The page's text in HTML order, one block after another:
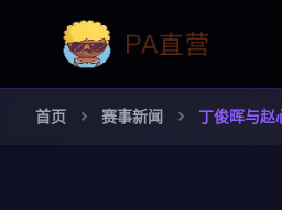
首页 赛事新闻 丁俊晖与赵